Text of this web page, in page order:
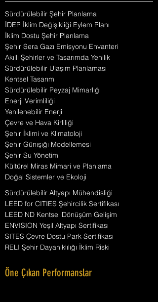
Sürdürülebilir Şehir Planlama
İDEP İklim Değişikliği Eylem Planı
İklim Dostu Şehir Planlama
Şehir Sera Gazı Emisyonu Envanteri
Akıllı Şehirler ve Tasarımda Yenilik
Sürdürülebilir Ulaşım Planlaması
Kentsel Tasarım
Sürdürülebilir Peyzaj Mimarlığı
Enerji Verimliliği
Yenilenebilir Enerji
Çevre ve Hava Kirliliği
Şehir İklimi ve Klimatoloji
Şehir Günışığı Modellemesi
Şehir Su Yönetimi
Kültürel Miras Mimari ve Planlama
Doğal Sistemler ve Ekoloji
Sürdürülebilir Altyapı Mühendisliği
LEED for CITIES Şehircilik Sertifikası
LEED ND Kentsel Dönüşüm Gelişim
ENVISION Yeşil Altyapı Sertifikası
SITES Çevre Dostu Park Sertifikası
RELI Şehir Dayanıklılığı İklim Riski
Öne Çıkan Performanslar